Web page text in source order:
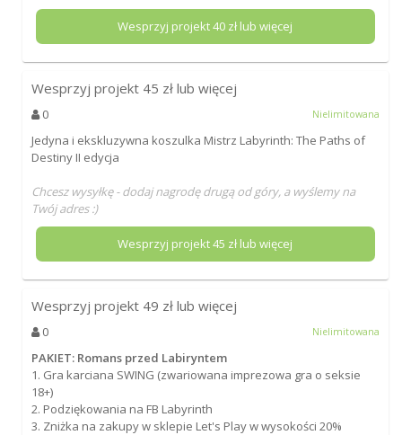
Wesprzyj projekt40 zł lub więcej
Wesprzyj projekt 45 zł lub więcej
0 Nielimitowana
Jedyna i ekskluzywna koszulka Mistrz Labyrinth: The Paths of
Destiny II edycja
Chcesz wysyłkę - dodaj nagrodę drugą od góry, a wyślemy na
Twój adres :)
Wesprzyj projekt45 zł lub więcej
Wesprzyj projekt 49 zł lub więcej
0 Nielimitowana
PAKIET: Romans przed Labiryntem
1. Gra karciana SWING (zwariowana imprezowa gra o seksie
18+)
2. Podziękowania na FB Labyrinth
3. Zniżka na zakupy w sklepie Let's Play w wysokości 20%